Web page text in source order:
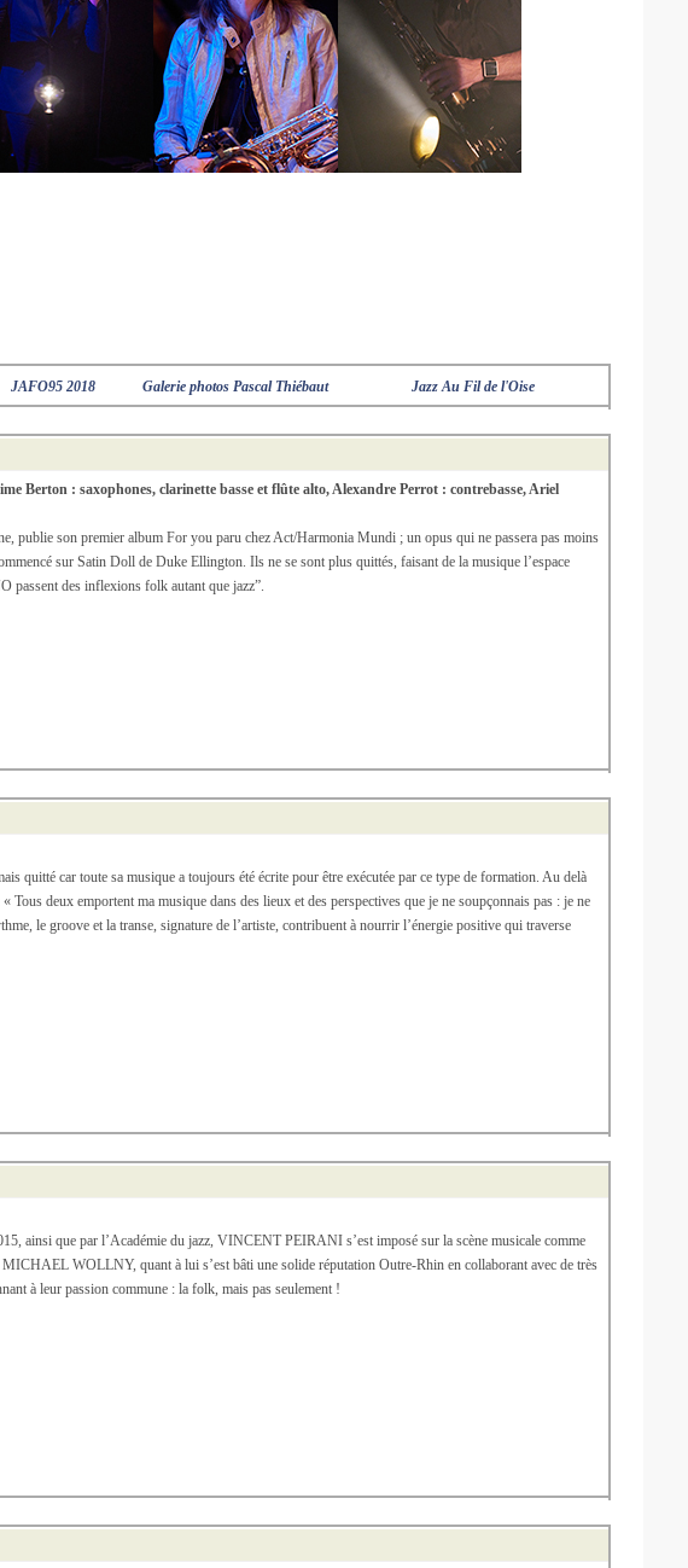
JAFO95 2018 Galerie photos Pascal Thiébaut Jazz Au Fil de l'Oise
Berton : saxophones, clarinette basse et flûte alto, Alexandre Perrot : contrebasse, Ariel
publie son premier album For you paru chez Act/Harmonia Mundi ; un opus qui ne passera pas moins
sur Satin Doll de Duke Ellington. Ils ne se sont plus quittés, faisant de la musique l’espace
passent des inflexions folk autant que jazz”.
quitté car toute sa musique a toujours été écrite pour être exécutée par ce type de formation. Au delà
deux emportent ma musique dans des lieux et des perspectives que je ne soupçonnais pas : je ne
le groove et la transe, signature de l’artiste, contribuent à nourrir l’énergie positive qui traverse
ainsi que par l’Académie du jazz, VINCENT PEIRANI s’est imposé sur la scène musicale comme
WOLLNY, quant à lui s’est bâti une solide réputation Outre-Rhin en collaborant avec de très
à leur passion commune : la folk, mais pas seulement !